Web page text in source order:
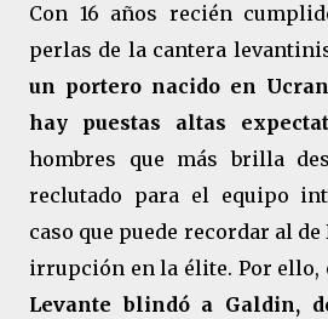
Con 16 años recién
perlas de la cantera
un portero nacido en
hay puestas altas
hombres que más brilla
reclutado para el equipo
caso que puede recordar al de
irrupción en la élite. Por ello,
Levante blindó a Galdin,